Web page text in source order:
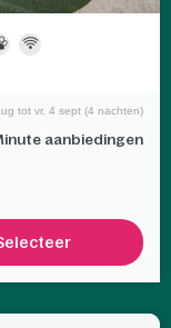
aanbiedingen
tot vr. 4 sept (4 nachten)